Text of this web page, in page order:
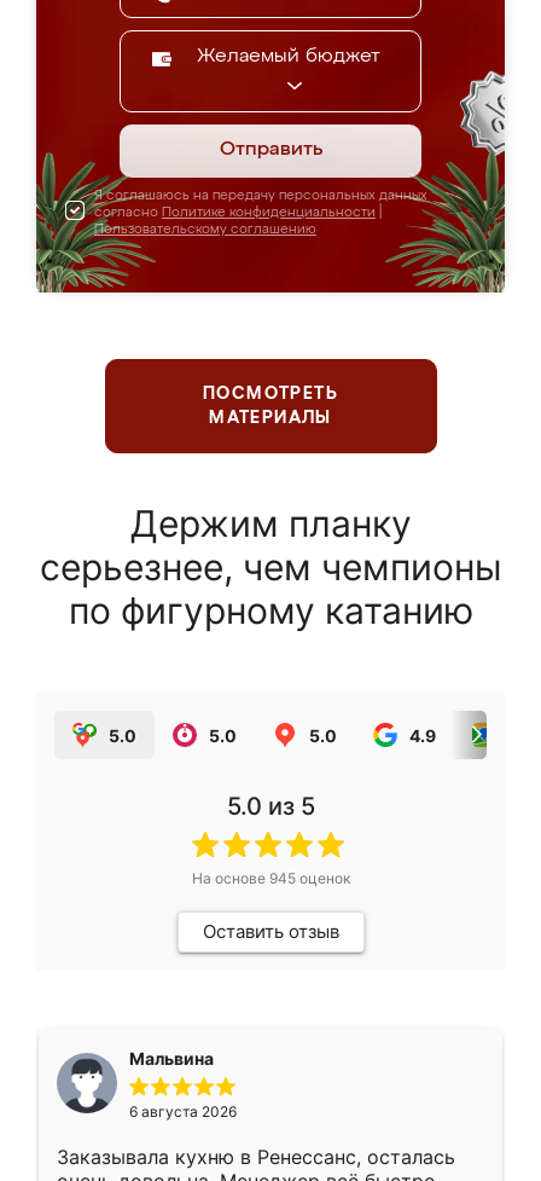
Желаемый бюджет
Отправить
Я соглашаюсь на передачу персональных данных
согласно Политике конфиденциальности
Пользовательскому соглашению
ПОСМОТРЕТЬ
МАТЕРИАЛЫ
Держим планку
серьезнее, чем чемпионы
по фигурному катанию
5.0 5.0 5.0 4.9
5.0 из 5
На основе 945оценок
Оставить отзыв
Мальвина
6 августа 2026
Заказывала кухню в Ренессанс, осталась